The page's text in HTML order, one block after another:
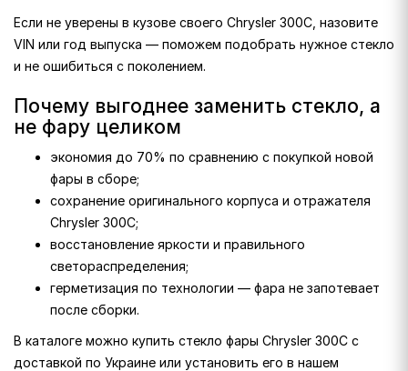
Если не уверены в кузове своего Chrysler 300C, назовите
VIN или год выпуска — поможем подобрать нужное стекло
и не ошибиться с поколением.
Почему выгоднее заменить стекло, а
не фару целиком
экономия до 70% по сравнению с покупкой новой
фары в сборе;
сохранение оригинального корпуса и отражателя
Chrysler 300C;
восстановление яркости и правильного
светораспределения;
герметизация по технологии — фара не запотевает
после сборки.
В каталоге можно купить стекло фары Chrysler 300C с
доставкой по Украине или установить его в нашем